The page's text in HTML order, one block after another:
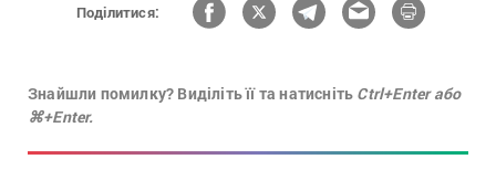
Поділитися:
Знайшли помилку? Виділіть її та натисніть Ctrl+Enter або
⌘+Enter.